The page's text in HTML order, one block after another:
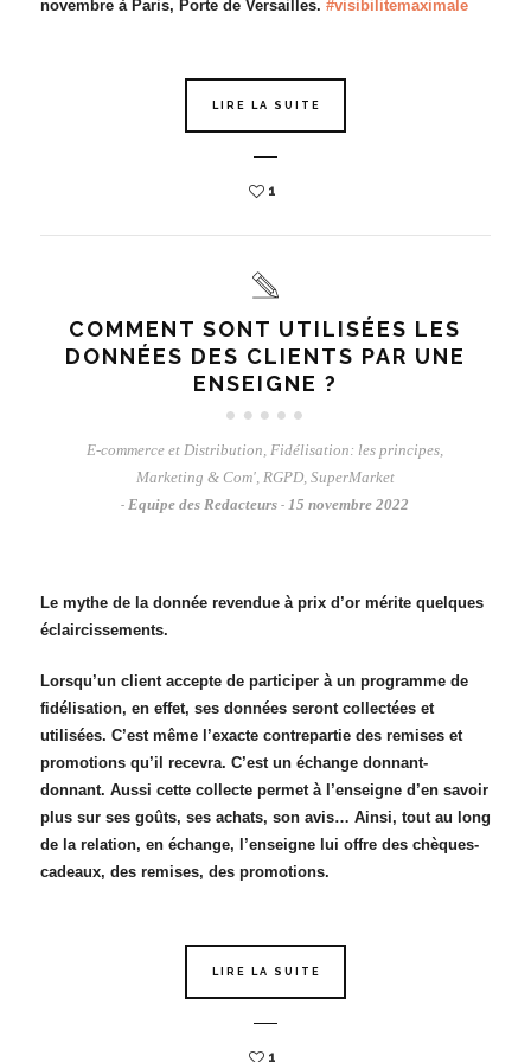
novembre à Paris, Porte de Versailles. #visibilitemaximale
LIRE LA SUITE
1
COMMENT SONT UTILISÉES LES
DONNÉES DES CLIENTS PAR UNE
ENSEIGNE ?
E-commerce et Distribution,Fidélisation: les principes,
Marketing & Com', RGPD, SuperMarket
- Equipe des Redacteurs - 15 novembre 2022
Le mythe de la donnée revendue à prix d’or mérite quelques
éclaircissements.
Lorsqu’un client accepte de participer à un programme de
fidélisation, en effet, ses données seront collectées et
utilisées. C’est même l’exacte contrepartie des remises et
promotions qu’il recevra. C’est un échange donnant-
donnant. Aussi cette collecte permet à l’enseigne d’en savoir
plus sur ses goûts, ses achats, son avis… Ainsi, tout au long
de la relation, en échange, l’enseigne lui offre des chèques-
cadeaux, des remises, des promotions.
LIRE LA SUITE
1